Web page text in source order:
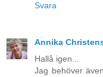
Svara
Annika
Hallå igen...
Jag behöver